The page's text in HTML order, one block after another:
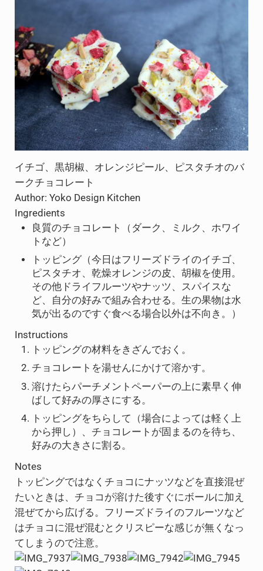
イチゴ、黒胡椒、オレンジピール、ピスタチオのバ
ークチョコレート
Author: Yoko Design Kitchen
Ingredients
良質のチョコレート（ダーク、ミルク、ホワイ
トなど）
トッピング（今日はフリーズドライのイチゴ、
ピスタチオ、乾燥オレンジの皮、胡椒を使用。
その他ドライフルーツやナッツ、スパイスな
ど、自分の好みで組み合わせる。生の果物は水
気が出るのですぐ食べる場合以外は不向き。）
Instructions
トッピングの材料をきざんでおく。
チョコレートを湯せんにかけて溶かす。
溶けたらパーチメントペーパーの上に素早く伸
ばして好みの厚さにする。
トッピングをちらして（場合によっては軽く上
から押し）、チョコレートが固まるのを待ち、
好みの大きさに割る。
Notes
トッピングではなくチョコにナッツなどを直接混ぜ
たいときは、チョコが溶けた後すぐにボールに加え
混ぜてから広げる。フリーズドライのフルーツなど
はチョコに混ぜ混むとクリスピーな感じが無くなっ
てしまうので注意。